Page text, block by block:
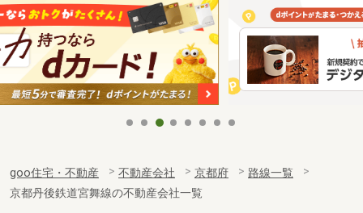
goo住宅・不動産 不動産会社 京都府
路線一覧
京都丹後鉄道宮舞線の不動産会社一覧